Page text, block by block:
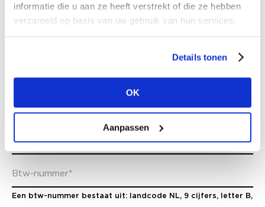
informatie die u aan ze heeft verstrekt of die ze hebben
verzameld op basis van uw gebruik van hun services.
Details tonen
OK
Aanpassen
Een btw-nummer bestaat uit: landcode NL, 9 cijfers, letter B,